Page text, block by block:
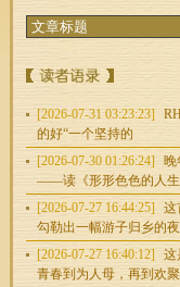
[2026-07-31 03:23:23]
的好“一个坚持的
[2026-07-30 01:26:24]
晚
——读《形形色色的人生
[2026-07-27 16:44:25]
这
勾勒出一幅游子归乡的夜
[2026-07-27 16:40:12]
这
青春到为人母，再到欢聚